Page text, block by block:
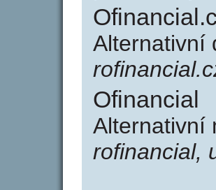
Alternativní
Ofinancial
Alternativní
rofinancial,